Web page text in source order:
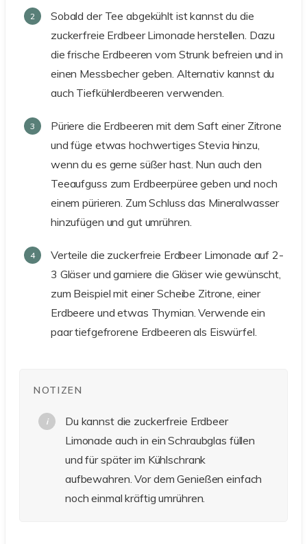
Sobald der Tee abgekühlt ist kannst du die
zuckerfreie Erdbeer Limonade herstellen. Dazu
die frische Erdbeeren vom Strunk befreien und in
einen Messbecher geben. Alternativ kannst du
auch Tiefkühlerdbeeren verwenden.
Püriere die Erdbeeren mit dem Saft einer Zitrone
und füge etwas hochwertiges Stevia hinzu,
wenn du es gerne süßer hast. Nun auch den
Teeaufguss zum Erdbeerpüree geben und noch
einem pürieren. Zum Schluss das Mineralwasser
hinzufügen und gut umrühren.
Verteile die zuckerfreie Erdbeer Limonade auf 2-
3 Gläser und garniere die Gläser wie gewünscht,
zum Beispiel mit einer Scheibe Zitrone, einer
Erdbeere und etwas Thymian. Verwende ein
paar tiefgefrorene Erdbeeren als Eiswürfel.
NOTIZEN
Du kannst die zuckerfreie Erdbeer
Limonade auch in ein Schraubglas füllen
und für später im Kühlschrank
aufbewahren. Vor dem Genießen einfach
noch einmal kräftig umrühren.